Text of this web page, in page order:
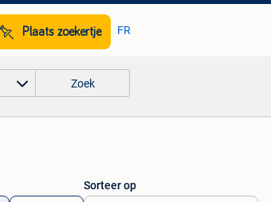
Plaats zoekertje FR
Zoek
Sorteer op